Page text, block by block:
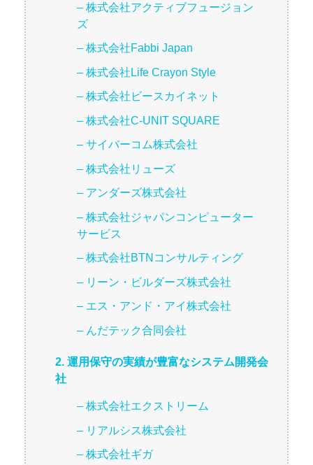
– 株式会社アクティブフュージョン
ズ
– 株式会社Fabbi Japan
– 株式会社Life Crayon Style
– 株式会社ビースカイネット
– 株式会社C-UNIT SQUARE
– サイバーコム株式会社
– 株式会社リューズ
– アンダーズ株式会社
– 株式会社ジャパンコンピューター
サービス
– 株式会社BTNコンサルティング
– リーン・ビルダーズ株式会社
– エス・アンド・アイ株式会社
– んだテック合同会社
2. 運用保守の実績が豊富なシステム開発会
社
– 株式会社エクストリーム
– リアルシス株式会社
– 株式会社ギガ